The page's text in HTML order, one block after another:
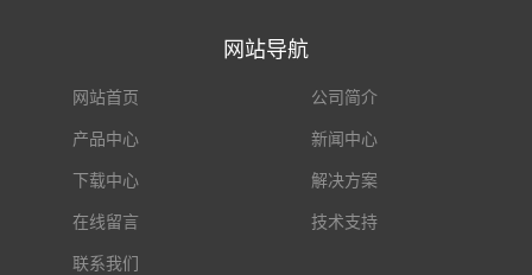
网站导航
网站首页 公司简介
产品中心 新闻中心
下载中心 解决方案
在线留言 技术支持
联系我们